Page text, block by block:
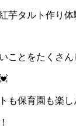
芋タルト作り
ことをたくさ
も保育園も楽